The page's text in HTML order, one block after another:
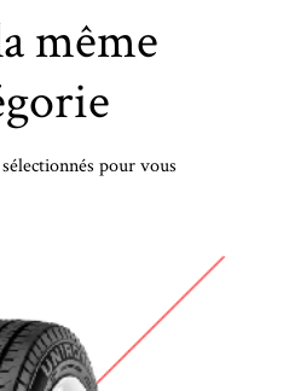
même
pour vous